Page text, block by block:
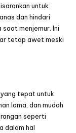
untuk
dan hindari
menjemur. Ini
tetap awet meski
tepat untuk
lama, dan mudah
seperti
dalam hal